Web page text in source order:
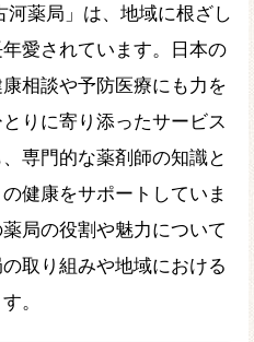
薬局」は、地域に根ざし
愛されています。日本の
相談や予防医療にも力を
りに寄り添ったサービス
専門的な薬剤師の知識と
健康をサポートしていま
局の役割や魅力について
取り組みや地域における
。